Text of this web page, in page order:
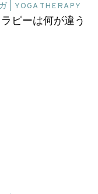
| YOGA THERAPY
ピーは何が違う